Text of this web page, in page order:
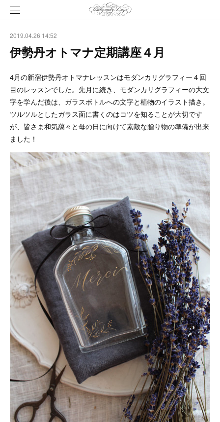
2019.04.26 14:52
伊勢丹オトマナ定期講座４月
4月の新宿伊勢丹オトマナレッスンはモダンカリグラフィー４回
目のレッスンでした。先月に続き、モダンカリグラフィーの大文
字を学んだ後は、ガラスボトルへの文字と植物のイラスト描き。
ツルツルとしたガラス面に書くのはコツを知ることが大切です
が、皆さま和気藹々と母の日に向けて素敵な贈り物の準備が出来
ました！